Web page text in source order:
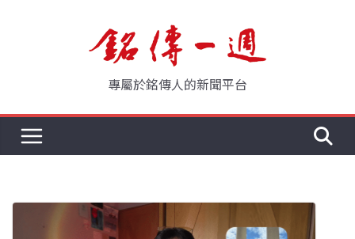
專屬於銘傳人的新聞平台